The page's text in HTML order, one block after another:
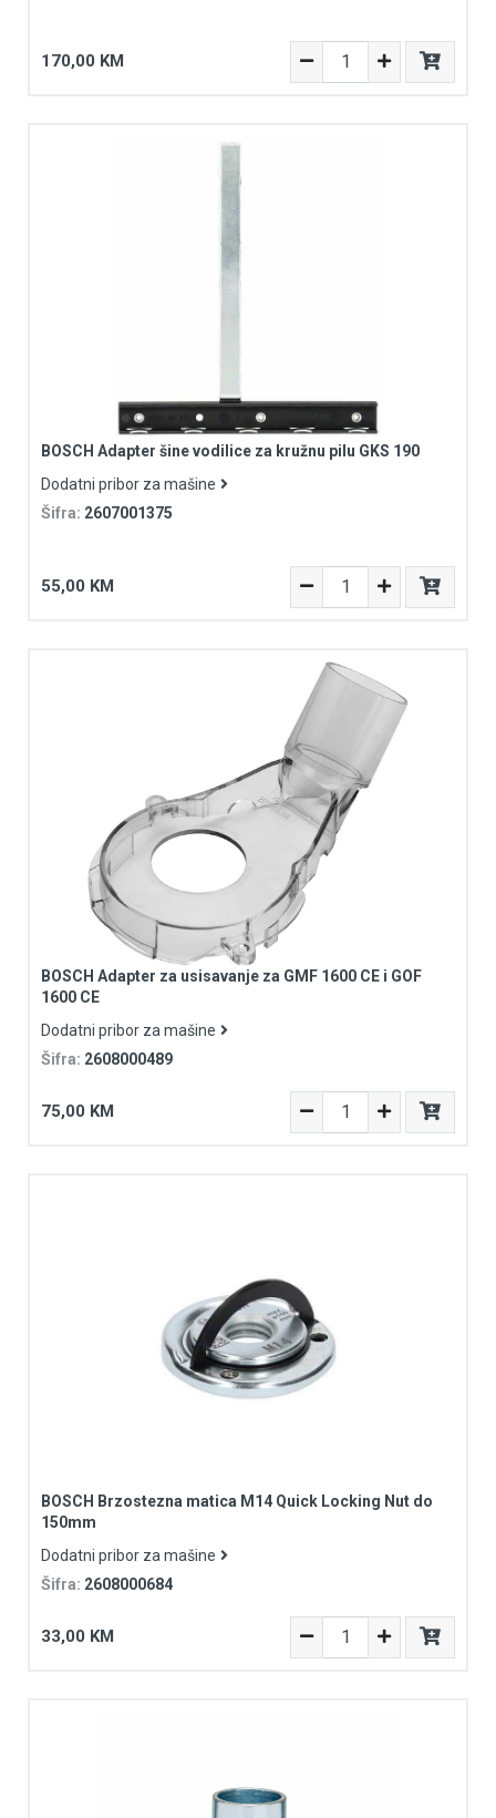
170,00 KM
BOSCH Adapter šine vodilice za kružnu pilu GKS 190
Dodatni pribor za mašine
Šifra: 2607001375
55,00 KM
BOSCH Adapter za usisavanje za GMF 1600 CE i GOF
1600 CE
Dodatni pribor za mašine
Šifra: 2608000489
75,00 KM
BOSCH Brzostezna matica M14 Quick Locking Nut do
150mm
Dodatni pribor za mašine
Šifra: 2608000684
33,00 KM